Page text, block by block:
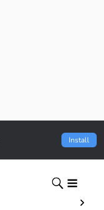
Install